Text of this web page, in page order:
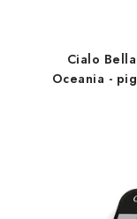
Cialo
Oceania -